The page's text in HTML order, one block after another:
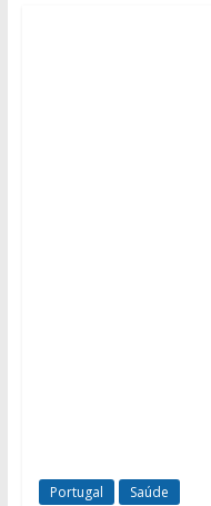
Portugal Saúde